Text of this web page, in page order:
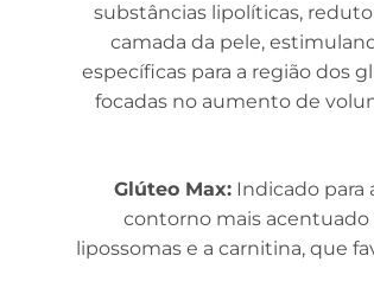
substâncias lipolíticas,
camada da pele,
específicas para a região dos
focadas no aumento de
Glúteo Max: Indicado
contorno mais acentuado
lipossomas e a carnitina, que